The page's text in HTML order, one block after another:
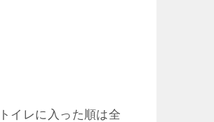
イレに入った順は全